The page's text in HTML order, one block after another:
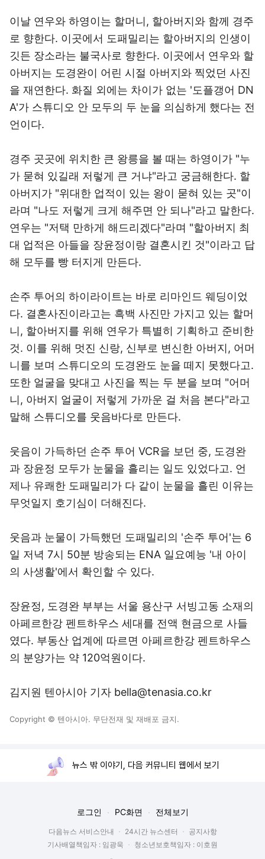
이날 연우와 하영이는 할머니, 할아버지와 함께 경주
로 향한다. 이곳에서 도패밀리는 할아버지의 인생이
깃든 장소라는 불국사로 향한다. 이곳에서 연우와 할
아버지는 도경완이 어린 시절 아버지와 찍었던 사진
을 재연한다. 화질 외에는 차이가 없는 '도플갱어 DN
A'가 스튜디오 안 모두의 두 눈을 의심하게 했다는 전
언이다.
경주 곳곳에 위치한 큰 왕릉을 볼 때는 하영이가 "누
가 묻혀 있길래 저렇게 큰 거냐"라고 궁금해한다. 할
아버지가 "위대한 업적이 있는 왕이 묻혀 있는 곳"이
라며 "나도 저렇게 크게 해주면 안 되나"라고 말한다.
연우는 "저택 만하게 해드리겠다"라며 "할아버지 최
대 업적은 아들을 장윤정이랑 결혼시킨 것"이라고 답
해 모두를 빵 터지게 만든다.
손주 투어의 하이라이트는 바로 리마인드 웨딩이었
다. 결혼사진이라고는 흑백 사진만 가지고 있는 할머
니, 할아버지를 위해 연우가 특별히 기획하고 준비한
것. 이를 위해 멋진 신랑, 신부로 변신한 아버지, 어머
니를 보며 스튜디오의 도경완도 눈을 떼지 못했다고.
또한 얼굴을 맞대고 사진을 찍는 두 분을 보며 "어머
니, 아버지 얼굴이 저렇게 가까운 걸 처음 본다"라고
말해 스튜디오를 웃음바다로 만든다.
웃음이 가득하던 손주 투어 VCR을 보던 중, 도경완
과 장윤정 모두가 눈물을 흘리는 일도 있었다고. 언
제나 유쾌한 도패밀리가 다 같이 눈물을 흘린 이유는
무엇일지 호기심이 더해진다.
웃음과 눈물이 가득했던 도패밀리의 '손주 투어'는 6
일 저녁 7시 50분 방송되는 ENA 일요예능 '내 아이
의 사생활'에서 확인할 수 있다.
장윤정, 도경완 부부는 서울 용산구 서빙고동 소재의
아페르한강 펜트하우스 세대를 전액 현금으로 사들
였다. 부동산 업계에 따르면 아페르한강 펜트하우스
의 분양가는 약 120억원이다.
김지원 텐아시아 기자 bella@tenasia.co.kr
Copyright © 텐아시아. 무단전재 및 재배포 금지.
뉴스 밖 이야기, 다음 커뮤니티 웹에서 보기
로그인 PC화면 전체보기
다음뉴스 서비스안내 24시간 뉴스센터
공지사항
기사배열책임자 : 임광욱
청소년보호책임자 : 이호원